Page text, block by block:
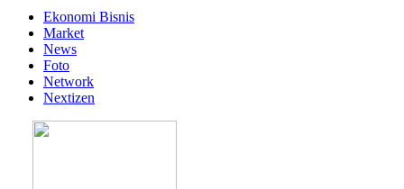
Ekonomi Bisnis
Market
News
Foto
Network
Nextizen